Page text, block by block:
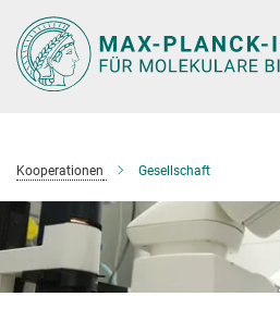
Hauptinhalt
Kooperationen Gesellschaft